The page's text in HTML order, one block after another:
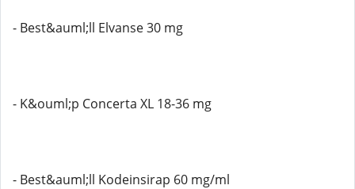
- Best&auml;ll Elvanse 30 mg
- K&ouml;p Concerta XL 18-36 mg
- Best&auml;ll Kodeinsirap 60 mg/ml